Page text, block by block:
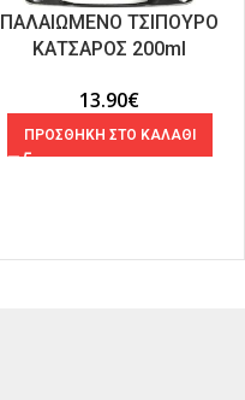
ΠΑΛΑΙΩΜΕΝΟ ΤΣΙΠΟΥΡΟ
ΚΑΤΣΑΡΟΣ 200ml
13.90€
ΠΡΟΣΘΗΚΗ ΣΤΟ ΚΑΛΑΘΙ